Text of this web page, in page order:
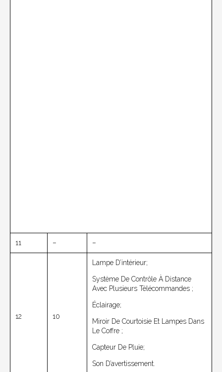
11 – –
12 10
Lampe D’intérieur;
Système De Contrôle À Distance
Avec Plusieurs Télécommandes ;
Éclairage;
Miroir De Courtoisie Et Lampes Dans
Le Coffre ;
Capteur De Pluie;
Son D’avertissement.